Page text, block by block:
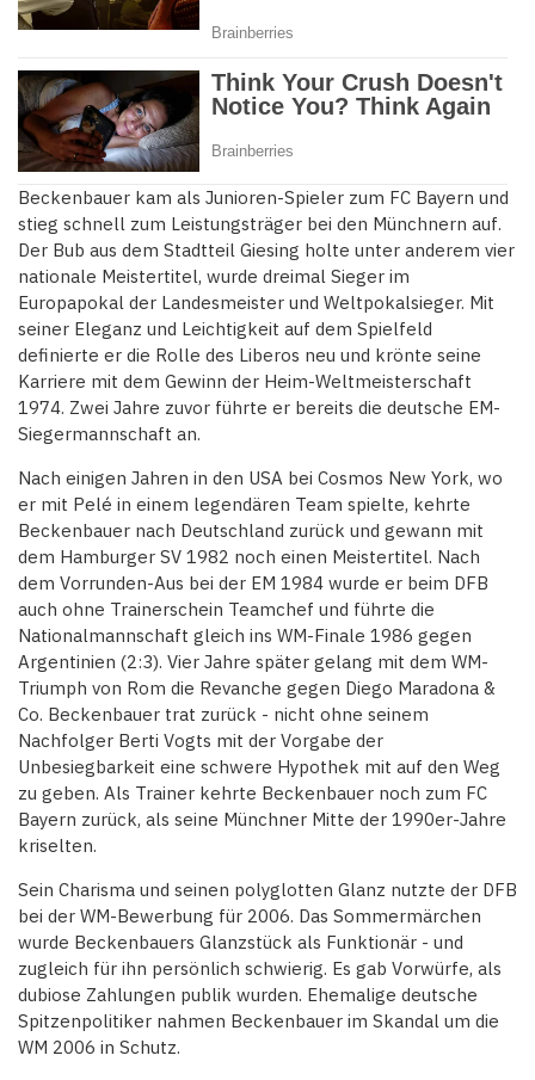
Beckenbauer kam als Junioren-Spieler zum FC Bayern und
stieg schnell zum Leistungsträger bei den Münchnern auf.
Der Bub aus dem Stadtteil Giesing holte unter anderem vier
nationale Meistertitel, wurde dreimal Sieger im
Europapokal der Landesmeister und Weltpokalsieger. Mit
seiner Eleganz und Leichtigkeit auf dem Spielfeld
definierte er die Rolle des Liberos neu und krönte seine
Karriere mit dem Gewinn der Heim-Weltmeisterschaft
1974. Zwei Jahre zuvor führte er bereits die deutsche EM-
Siegermannschaft an.
Nach einigen Jahren in den USA bei Cosmos New York, wo
er mit Pelé in einem legendären Team spielte, kehrte
Beckenbauer nach Deutschland zurück und gewann mit
dem Hamburger SV 1982 noch einen Meistertitel. Nach
dem Vorrunden-Aus bei der EM 1984 wurde er beim DFB
auch ohne Trainerschein Teamchef und führte die
Nationalmannschaft gleich ins WM-Finale 1986 gegen
Argentinien (2:3). Vier Jahre später gelang mit dem WM-
Triumph von Rom die Revanche gegen Diego Maradona &
Co. Beckenbauer trat zurück - nicht ohne seinem
Nachfolger Berti Vogts mit der Vorgabe der
Unbesiegbarkeit eine schwere Hypothek mit auf den Weg
zu geben. Als Trainer kehrte Beckenbauer noch zum FC
Bayern zurück, als seine Münchner Mitte der 1990er-Jahre
kriselten.
Sein Charisma und seinen polyglotten Glanz nutzte der DFB
bei der WM-Bewerbung für 2006. Das Sommermärchen
wurde Beckenbauers Glanzstück als Funktionär - und
zugleich für ihn persönlich schwierig. Es gab Vorwürfe, als
dubiose Zahlungen publik wurden. Ehemalige deutsche
Spitzenpolitiker nahmen Beckenbauer im Skandal um die
WM 2006 in Schutz.